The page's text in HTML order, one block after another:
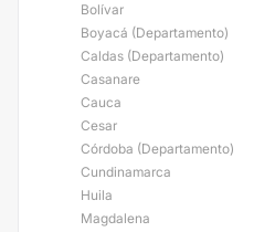
Bolívar
Boyacá (Departamento)
Caldas (Departamento)
Casanare
Cauca
Cesar
Córdoba (Departamento)
Cundinamarca
Huila
Magdalena